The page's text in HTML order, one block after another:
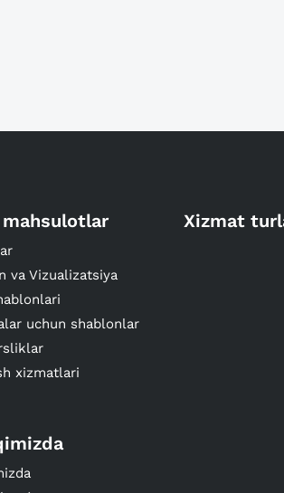
mahsulotlar
va Vizualizatsiya
uchun shablonlar
xizmatlari
Xizmat